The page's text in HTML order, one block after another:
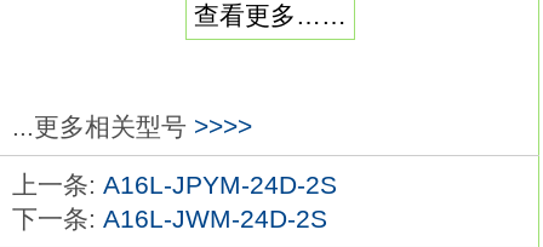
颜色：黄色。
使用电压：AC/DC24V欧姆龙A16L-JGM-
24D-2S。
安装在φ22和φ25面板切口中。
查看更多……
...更多相关型号 >>>>
上一条: A16L-JPYM-24D-2S
下一条: A16L-JWM-24D-2S